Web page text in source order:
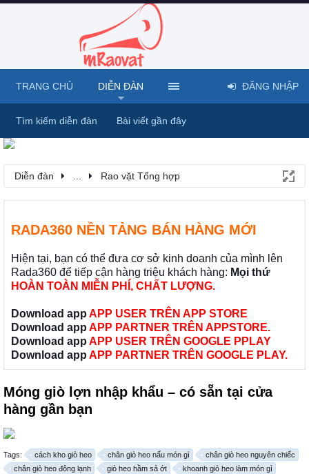
Diễn đàn Rao vặt Tổng hợp
RADA360 NỀN TẢNG BÁN HÀNG MỚI
Hiện tại, bạn có thể đưa cơ sở kinh doanh của mình lên
Rada360 để tiếp cận hàng triệu khách hàng: Mọi thứ
HOÀN TOÀN MIỄN PHÍ, CHẤT LƯỢNG.
Download app APP USER TRÊN APP STORE
Download app APP PARTNER TRÊN APPSTORE.
Download app APP USER TRÊN GOOGLE PPLAY
Download app APP PARTNER TRÊN GOOGLE PLAY.
Móng giò lợn nhập khẩu – có sẵn tại cửa
hàng gần bạn
Tags: cách kho giò heo chân giò heo nấu món gì
chân giò heo nguyên chiếc
chân giò heo đông lạnh
giò heo hầm sả ớt
khoanh giò heo làm món gì
TRANG CHỦ DIỄN ĐÀN
Tìm kiếm diễn đàn Bài viết gần đây
ĐĂNG NHẬP